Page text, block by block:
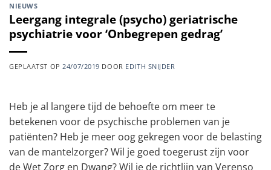
NIEUWS
Leergang integrale (psycho) geriatrische
psychiatrie voor ‘Onbegrepen gedrag’
GEPLAATST OP24/07/2019 DOOR EDITH SNIJDER
Heb je al langere tijd de behoefte om meer te
betekenen voor de psychische problemen van je
patiënten? Heb je meer oog gekregen voor de belasting
van de mantelzorger? Wil je goed toegerust zijn voor
de Wet Zorg en Dwang? Wil je de richtlijn van Verenso